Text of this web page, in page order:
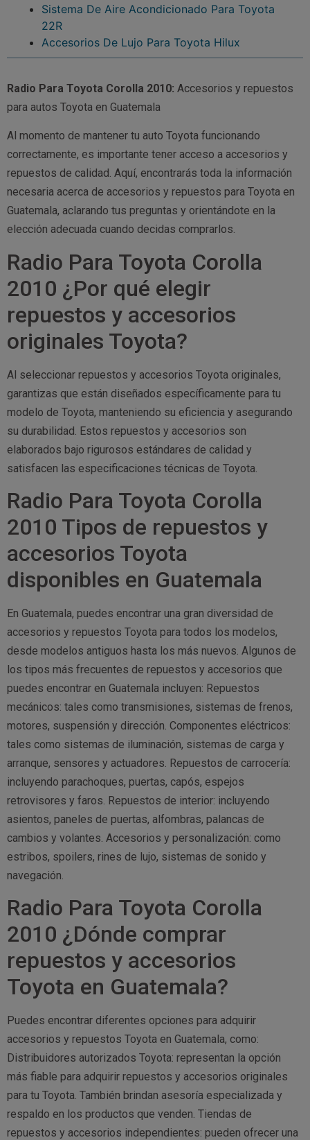
Sistema De Aire Acondicionado Para Toyota
22R
Accesorios De Lujo Para Toyota Hilux
Radio Para Toyota Corolla 2010: Accesorios y repuestos
para autos Toyota en Guatemala
Al momento de mantener tu auto Toyota funcionando
correctamente, es importante tener acceso a accesorios y
repuestos de calidad. Aquí, encontrarás toda la información
necesaria acerca de accesorios y repuestos para Toyota en
Guatemala, aclarando tus preguntas y orientándote en la
elección adecuada cuando decidas comprarlos.
Radio Para Toyota Corolla
2010 ¿Por qué elegir
repuestos y accesorios
originales Toyota?
Al seleccionar repuestos y accesorios Toyota originales,
garantizas que están diseñados específicamente para tu
modelo de Toyota, manteniendo su eficiencia y asegurando
su durabilidad. Estos repuestos y accesorios son
elaborados bajo rigurosos estándares de calidad y
satisfacen las especificaciones técnicas de Toyota.
Radio Para Toyota Corolla
2010 Tipos de repuestos y
accesorios Toyota
disponibles en Guatemala
En Guatemala, puedes encontrar una gran diversidad de
accesorios y repuestos Toyota para todos los modelos,
desde modelos antiguos hasta los más nuevos. Algunos de
los tipos más frecuentes de repuestos y accesorios que
puedes encontrar en Guatemala incluyen: Repuestos
mecánicos: tales como transmisiones, sistemas de frenos,
motores, suspensión y dirección. Componentes eléctricos:
tales como sistemas de iluminación, sistemas de carga y
arranque, sensores y actuadores. Repuestos de carrocería:
incluyendo parachoques, puertas, capós, espejos
retrovisores y faros. Repuestos de interior: incluyendo
asientos, paneles de puertas, alfombras, palancas de
cambios y volantes. Accesorios y personalización: como
estribos, spoilers, rines de lujo, sistemas de sonido y
navegación.
Radio Para Toyota Corolla
2010 ¿Dónde comprar
repuestos y accesorios
Toyota en Guatemala?
Puedes encontrar diferentes opciones para adquirir
accesorios y repuestos Toyota en Guatemala, como:
Distribuidores autorizados Toyota: representan la opción
más fiable para adquirir repuestos y accesorios originales
para tu Toyota. También brindan asesoría especializada y
respaldo en los productos que venden. Tiendas de
repuestos y accesorios independientes: pueden ofrecer una